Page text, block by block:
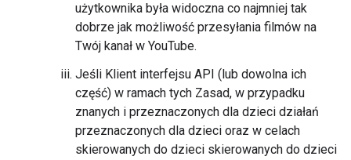
użytkownika była widoczna co najmniej tak
dobrze jak możliwość przesyłania filmów na
Twój kanał w YouTube.
Jeśli Klient interfejsu API (lub dowolna ich
część) w ramach tych Zasad, w przypadku
znanych i przeznaczonych dla dzieci działań
przeznaczonych dla dzieci oraz w celach
skierowanych do dzieci skierowanych do dzieci